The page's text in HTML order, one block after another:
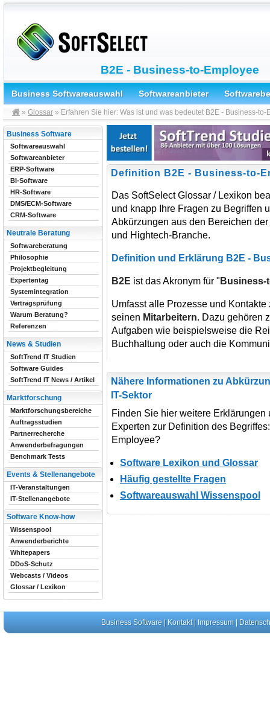
B2E - Business-to-Employee
Business Softwareauswahl Softwareanbieter
» Glossar » Erfahren Sie hier: Was ist und was bedeutet B2E - Business-to-
Definition B2E - Business-to-
Das SoftSelect Glossar / Lexikon
und knapp Ihre Fragen zu Begriffen
Abkürzungen aus den Bereichen der
und Hightech-Branche.
Definition und Erklärung B2E -
B2E ist das Akronym für " Business-
Umfasst alle Prozesse und
seinen Mitarbeitern. Dazu gehören
Aufgaben wie beispielsweise die
Buchhaltung oder auch die
Nähere Informationen zu
IT-Sektor
Finden Sie hier weitere
Experten zur Definition des
Employee?
Software Lexikon und Glossar
Häufig gestellte Fragen
Softwareauswahl Wissenspool
Business Software
Softwareauswahl
Softwareanbieter
ERP-Software
BI-Software
HR-Software
DMS/ECM-Software
CRM-Software
Neutrale Beratung
Softwareberatung
Philosophie
Projektbegleitung
Expertentag
Systemintegration
Vertragsprüfung
Warum Beratung?
Referenzen
News & Studien
SoftTrend IT Studien
Software Guides
SoftTrend IT News / Artikel
Marktforschung
Marktforschungsbereiche
Auftragsstudien
Partnerrecherche
Anwenderbefragungen
Benchmark Tests
Events & Stellenangebote
IT-Veranstaltungen
IT-Stellenangebote
Software Know-how
Wissenspool
Anwenderberichte
Whitepapers
DDoS-Schutz
Webcasts / Videos
Glossar / Lexikon
Business Software| Kontakt| Impressum|